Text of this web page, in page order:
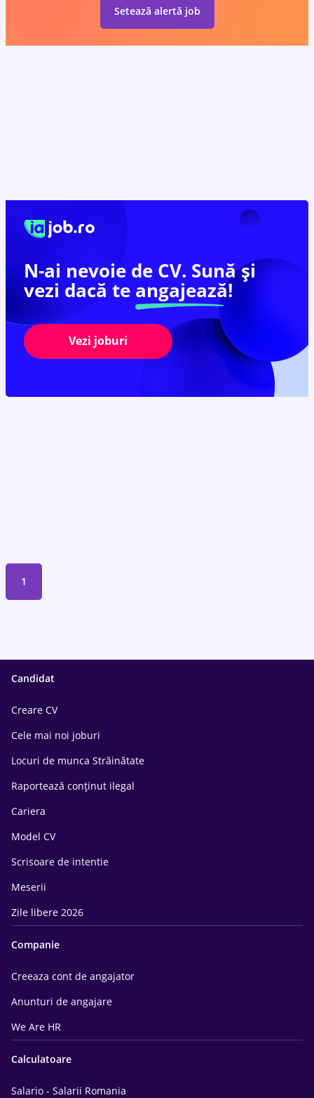
N-ai nevoie de CV. Sună și
vezi dacă te angajează!
Vezi joburi
Setează alertă job
1
Candidat
Creare CV
Cele mai noi joburi
Locuri de munca Străinătate
Raportează conținut ilegal
Cariera
Model CV
Scrisoare de intentie
Meserii
Zile libere 2026
Companie
Creeaza cont de angajator
Anunturi de angajare
We Are HR
Calculatoare
Salario - Salarii Romania